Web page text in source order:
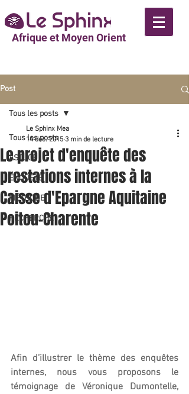
Afrique et Moyen Orient
Post
Tous les posts
ASTUCE
ENQUÊTE
MÉTHODE
RECHERCHE
Tous les posts
Le projet d'enquête des
prestations internes à la
Caisse d'Epargne Aquitaine
Poitou-Charente
Le Sphinx Mea
14 déc. 2015 3 min de lecture
Afin d’illustrer le thème des enquêtes
internes, nous vous proposons le
témoignage de Véronique Dumontelle,